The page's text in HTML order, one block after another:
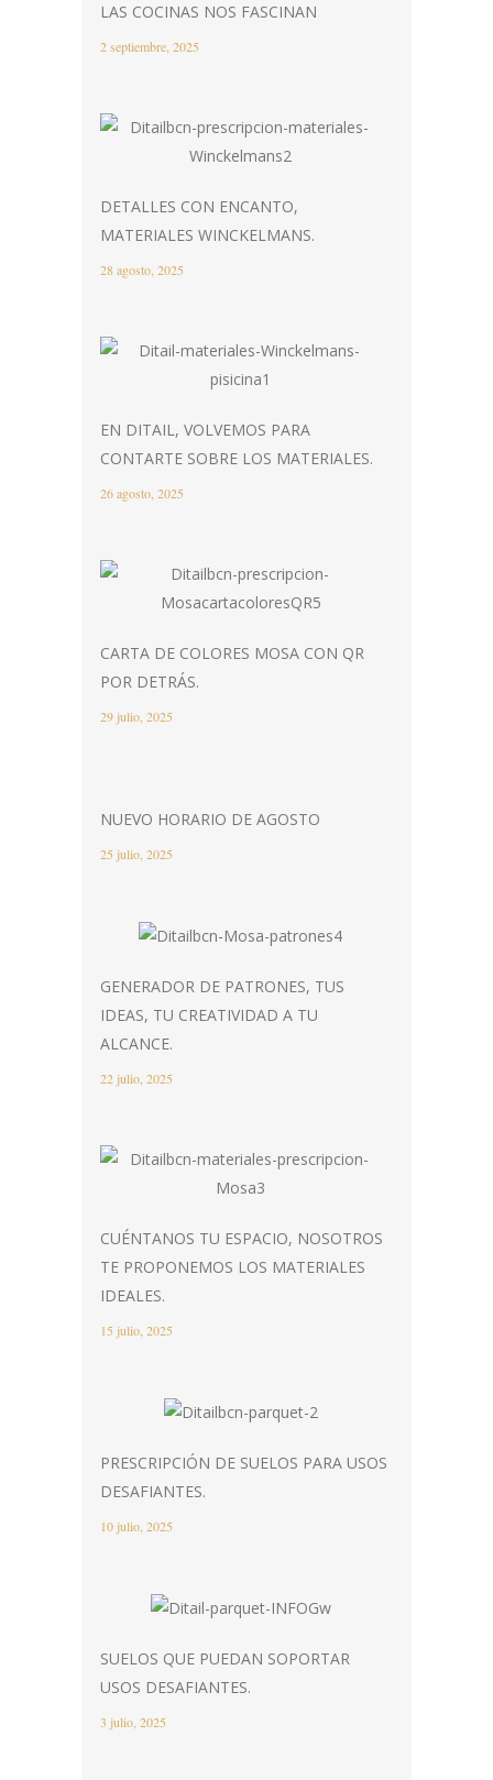
LAS COCINAS NOS FASCINAN
2 septiembre, 2025
DETALLES CON ENCANTO,
MATERIALES WINCKELMANS.
28 agosto, 2025
EN DITAIL, VOLVEMOS PARA
CONTARTE SOBRE LOS MATERIALES.
26 agosto, 2025
CARTA DE COLORES MOSA CON QR
POR DETRÁS.
29 julio, 2025
NUEVO HORARIO DE AGOSTO
25 julio, 2025
GENERADOR DE PATRONES, TUS
IDEAS, TU CREATIVIDAD A TU
ALCANCE.
22 julio, 2025
CUÉNTANOS TU ESPACIO, NOSOTROS
TE PROPONEMOS LOS MATERIALES
IDEALES.
15 julio, 2025
PRESCRIPCIÓN DE SUELOS PARA USOS
DESAFIANTES.
10 julio, 2025
SUELOS QUE PUEDAN SOPORTAR
USOS DESAFIANTES.
3 julio, 2025